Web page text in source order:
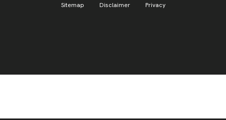
Sitemap Disclaimer Privacy